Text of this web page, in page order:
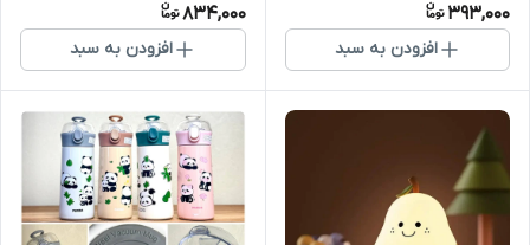
393,000
افزودن به سبد
834,000
افزودن به سبد